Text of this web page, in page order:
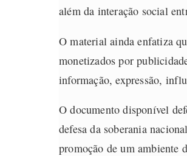
além da interação social
O material ainda enfatiza
monetizados por
informação, expressão,
O documento disponível
defesa da soberania
promoção de um ambiente